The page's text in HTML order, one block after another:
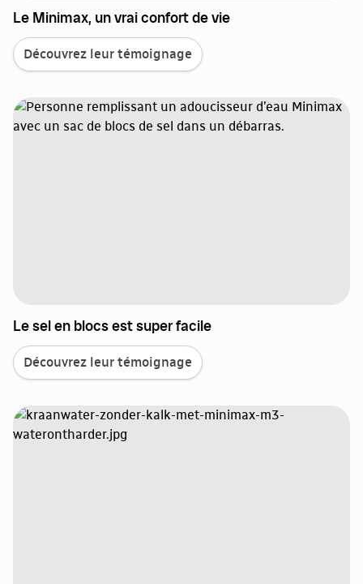
Le Minimax, un vrai confort de vie
Découvrez leur témoignage
Le sel en blocs est super facile
Découvrez leur témoignage